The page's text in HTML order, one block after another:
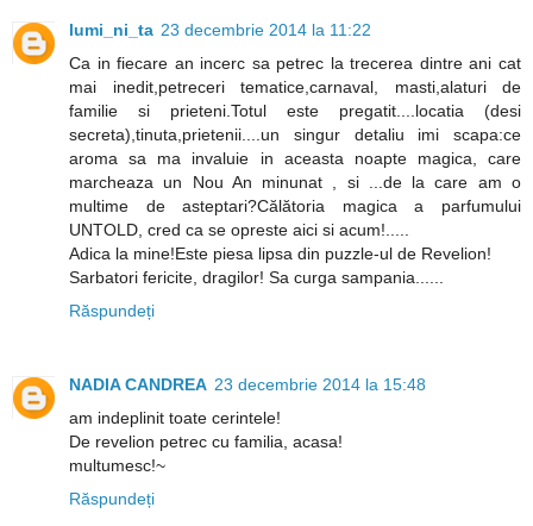
lumi_ni_ta 23 decembrie 2014 la 11:22
Ca in fiecare an incerc sa petrec la trecerea dintre ani cat
mai inedit,petreceri tematice,carnaval, masti,alaturi de
familie si prieteni.Totul este pregatit....locatia (desi
secreta),tinuta,prietenii....un singur detaliu imi scapa:ce
aroma sa ma invaluie in aceasta noapte magica, care
marcheaza un Nou An minunat , si ...de la care am o
multime de asteptari?Călătoria magica a parfumului
UNTOLD, cred ca se opreste aici si acum!.....
Adica la mine!Este piesa lipsa din puzzle-ul de Revelion!
Sarbatori fericite, dragilor! Sa curga sampania......
Răspundeți
NADIA CANDREA 23 decembrie 2014 la 15:48
am indeplinit toate cerintele!
De revelion petrec cu familia, acasa!
multumesc!~
Răspundeți